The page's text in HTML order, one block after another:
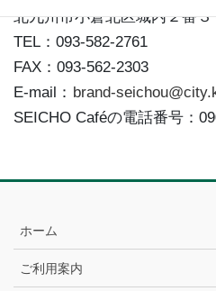
北九州市小倉北区城内２番３
TEL：093-582-2761
FAX：093-562-2303
E-mail： brand-
SEICHO Caféの電話番号：
ホーム
ご利用案内